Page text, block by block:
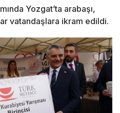
Yozgat’ta arabaşı,
vatandaşlara ikram edildi.